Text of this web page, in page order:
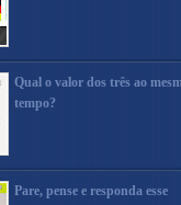
Qual o valor dos três ao
tempo?
Pare, pense e responda esse